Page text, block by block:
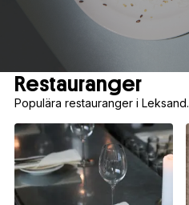
Populära restauranger i Leksand.
Restauranger